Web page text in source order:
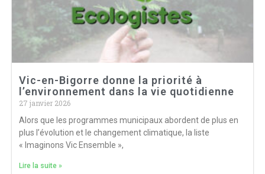
Vic-en-Bigorre donne la priorité à
l’environnement dans la vie quotidienne
27 janvier 2026
Alors que les programmes municipaux abordent de plus en
plus l’évolution et le changement climatique, la liste
« Imaginons Vic Ensemble »,
Lire la suite »